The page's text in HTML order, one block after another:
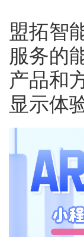
盟拓智
服务的
产品和
显示体